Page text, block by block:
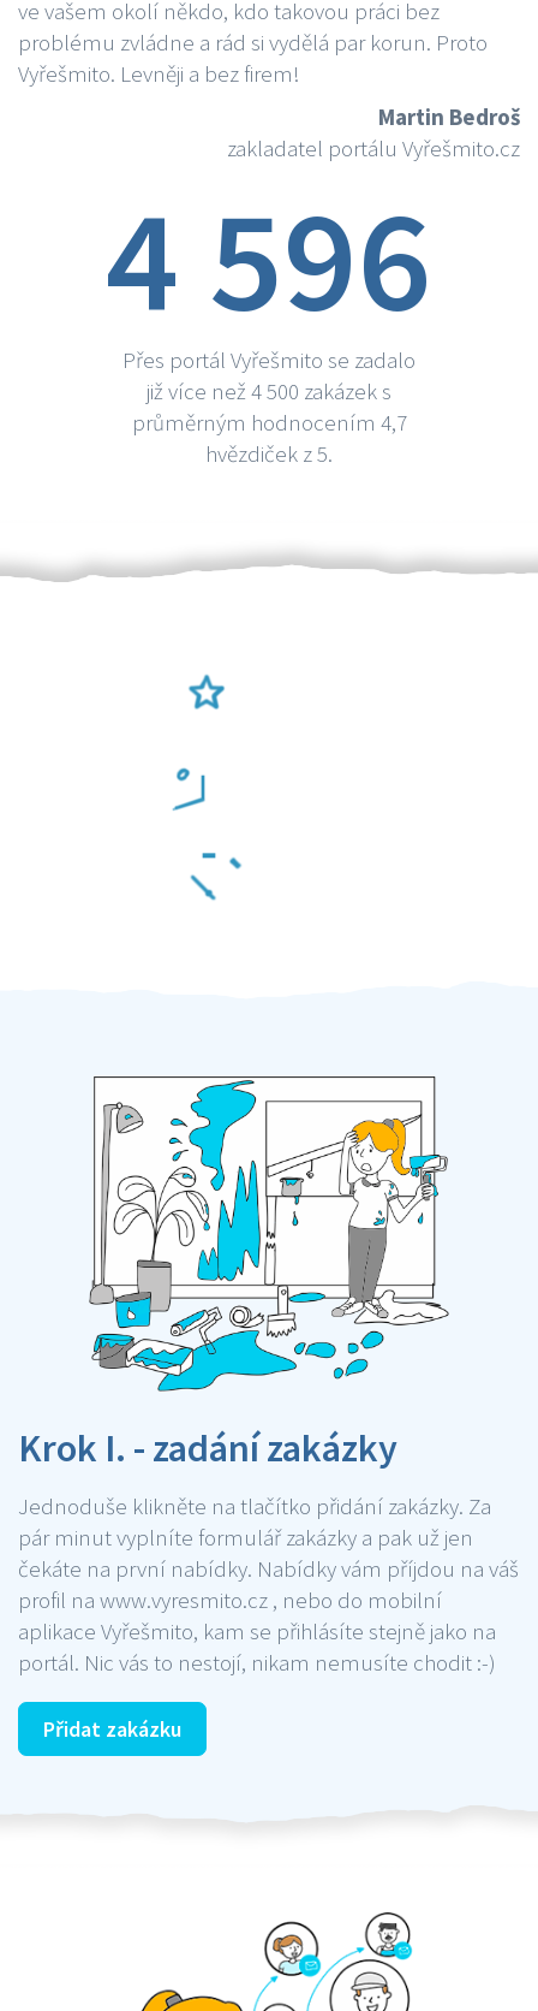
ve vašem okolí někdo, kdo takovou práci bez
problému zvládne a rád si vydělá par korun. Proto
Vyřešmito. Levněji a bez firem!
Martin Bedroš
zakladatel portálu Vyřešmito.cz
4 596
Přes portál Vyřešmito se zadalo
již více než 4 500 zakázek s
průměrným hodnocením 4,7
hvězdiček z 5.
Krok I. - zadání zakázky
Jednoduše klikněte na tlačítko přidání zakázky. Za
pár minut vyplníte formulář zakázky a pak už jen
čekáte na první nabídky. Nabídky vám příjdou na váš
profil na www.vyresmito.cz , nebo do mobilní
aplikace Vyřešmito, kam se přihlásíte stejně jako na
portál. Nic vás to nestojí, nikam nemusíte chodit :-)
Přidat zakázku